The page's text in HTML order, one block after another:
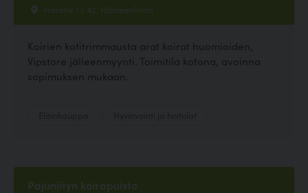
Haratie 1 c 42, Hämeenlinna
Koirien kotitrimmausta arat koirat huomioiden,
Vipstore jälleenmyynti. Toimitila kotona, avoinna
sopimuksen mukaan.
Pajuniityn koirapuisto